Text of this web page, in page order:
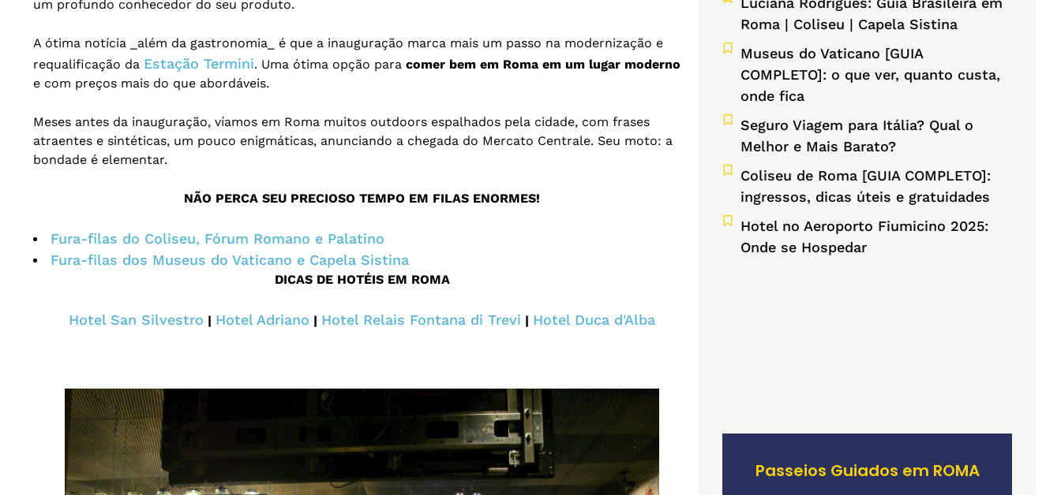
um profundo conhecedor do seu produto.
A ótima notícia _além da gastronomia_ é que a inauguração marca mais um passo na modernização e
requalificação da Estação Termini. Uma ótima opção para comer bem em Roma em um lugar moderno
e com preços mais do que abordáveis.
Meses antes da inauguração, víamos em Roma muitos outdoors espalhados pela cidade, com frases
atraentes e sintéticas, um pouco enigmáticas, anunciando a chegada do Mercato Centrale. Seu moto: a
bondade é elementar.
NÃO PERCA SEU PRECIOSO TEMPO EM FILAS ENORMES!
Fura-filas do Coliseu, Fórum Romano e Palatino
Fura-filas dos Museus do Vaticano e Capela Sistina
DICAS DE HOTÉIS EM ROMA
Hotel San Silvestro | Hotel Adriano | Hotel Relais Fontana di Trevi | Hotel Duca d'Alba
Roma | Coliseu | Capela Sistina
Museus do Vaticano [GUIA
COMPLETO]: o que ver, quanto custa,
onde fica
Seguro Viagem para Itália? Qual o
Melhor e Mais Barato?
Coliseu de Roma [GUIA COMPLETO]:
ingressos, dicas úteis e gratuidades
Hotel no Aeroporto Fiumicino 2025:
Onde se Hospedar
Passeios Guiados em ROMA